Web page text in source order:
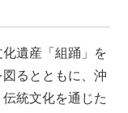
化遺産「組踊」を
るとともに、沖
統文化を通じた